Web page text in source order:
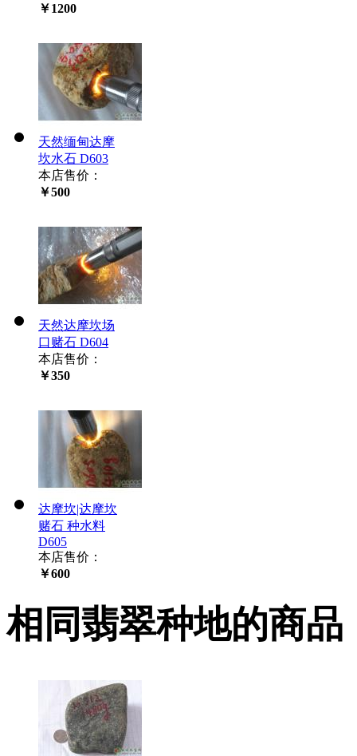
￥1200
天然缅甸达摩
坎水石 D603
本店售价：
￥500
天然达摩坎场
口赌石 D604
本店售价：
￥350
达摩坎|达摩坎
赌石 种水料
D605
本店售价：
￥600
相同翡翠种地的商品